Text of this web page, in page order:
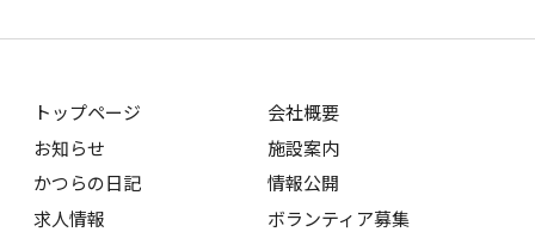
トップページ
お知らせ
かつらの日記
会社概要
施設案内
情報公開
求人情報
ボランティア募集